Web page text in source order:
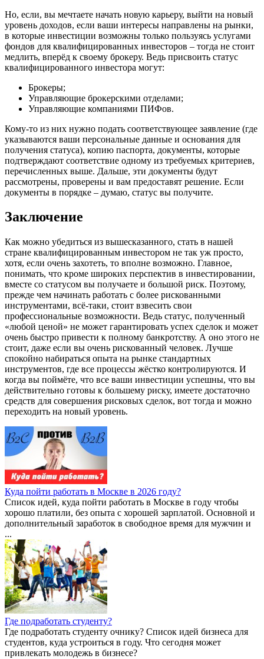
Но, если, вы мечтаете начать новую карьеру, выйти на новый
уровень доходов, если ваши интересы направлены на рынки,
в которые инвестиции возможны только пользуясь услугами
фондов для квалифицированных инвесторов – тогда не стоит
медлить, вперёд к своему брокеру. Ведь присвоить статус
квалифицированного инвестора могут:
Брокеры;
Управляющие брокерскими отделами;
Управляющие компаниями ПИФов.
Кому-то из них нужно подать соответствующее заявление (где
указываются ваши персональные данные и основания для
получения статуса), копию паспорта, документы, которые
подтверждают соответствие одному из требуемых критериев,
перечисленных выше. Дальше, эти документы будут
рассмотрены, проверены и вам предоставят решение. Если
документы в порядке – думаю, статус вы получите.
Заключение
Как можно убедиться из вышесказанного, стать в нашей
стране квалифицированным инвестором не так уж просто,
хотя, если очень захотеть, то вполне возможно. Главное,
понимать, что кроме широких перспектив в инвестировании,
вместе со статусом вы получаете и большой риск. Поэтому,
прежде чем начинать работать с более рискованными
инструментами, всё-таки, стоит взвесить свои
профессиональные возможности. Ведь статус, полученный
«любой ценой» не может гарантировать успех сделок и может
очень быстро привести к полному банкротству. А оно этого не
стоит, даже если вы очень рискованный человек. Лучше
спокойно набираться опыта на рынке стандартных
инструментов, где все процессы жёстко контролируются. И
когда вы поймёте, что все ваши инвестиции успешны, что вы
действительно готовы к большему риску, имеете достаточно
средств для совершения рисковых сделок, вот тогда и можно
переходить на новый уровень.
Куда пойти работать в Москве в 2026 году?
Список идей, куда пойти работать в Москве в году чтобы
хорошо платили, без опыта с хорошей зарплатой. Основной и
дополнительный заработок в свободное время для мужчин и
...
Где подработать студенту?
Где подработать студенту очнику? Список идей бизнеса для
студентов, куда устроиться в году. Что сегодня может
привлекать молодежь в бизнесе?